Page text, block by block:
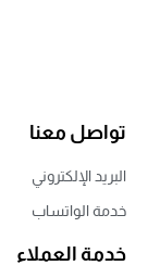
تواصل معنا
البريد الإلكتروني
خدمة الواتساب
خدمة العملاء